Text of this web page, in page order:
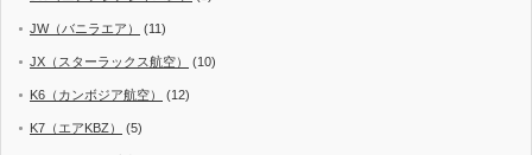
JW（バニラエア） (11)
JX（スターラックス航空） (10)
K6（カンボジア航空） (12)
K7（エアKBZ） (5)